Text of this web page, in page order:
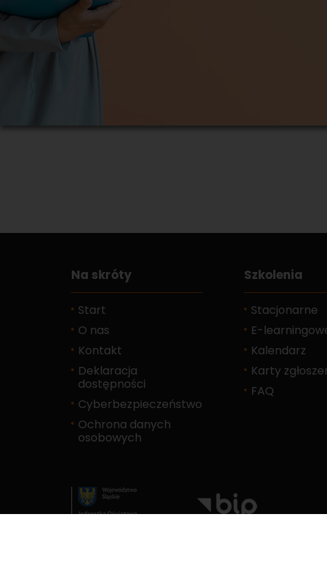
Na skróty
Start
O nas
Kontakt
Deklaracja
dostępności
Cyberbezpieczeństwo
Ochrona danych
osobowych
Szkolenia
Stacjonarne
E-
Kalendarz
Karty
FAQ